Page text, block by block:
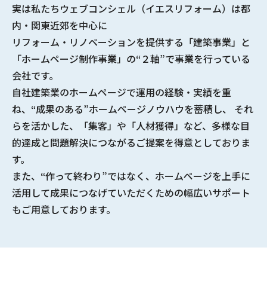
実は私たちウェブコンシェル（イエスリフォーム）は都
内・関東近郊を中心に
リフォーム・リノベーションを提供する 「建築事業」と
「ホームページ制作事業」の“２軸”で事業を行っている
会社です。
自社建築業のホームページで運用の経験・実績を重
ね、 “成果のある”ホームページノウハウを蓄積し、 それ
らを活かした、「集客」や「人材獲得」など、多様な目
的達成と問題解決につながるご提案を得意としておりま
す。
また、“作って終わり”ではなく、ホームページを上手に
活用して成果につなげていただくための幅広いサポート
もご用意しております。